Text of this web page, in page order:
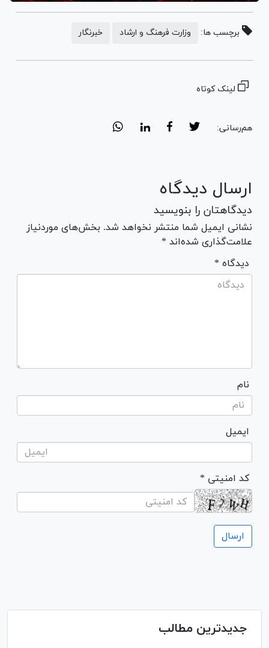
برچسب ها: وزارت فرهنگ و ارشاد خبرنگار
لینک کوتاه
هم‌رسانی:
ارسال دیدگاه
دیدگاهتان را بنویسید
نشانی ایمیل شما منتشر نخواهد شد. بخش‌های موردنیاز
علامت‌گذاری شده‌اند *
* دیدگاه
نام
ایمیل
* کد امنیتی
جدیدترین مطالب